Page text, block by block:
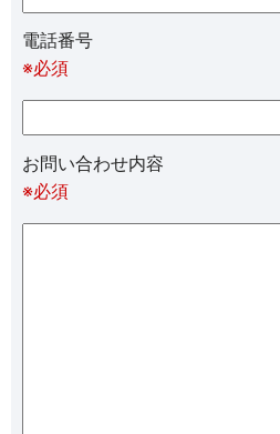
電話番号
※必須
お問い合わせ内容
※必須